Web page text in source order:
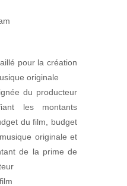
pour la création
originale
du producteur
les montants
du film, budget
originale et
de la prime de